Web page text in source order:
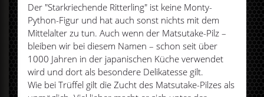
Der "Starkriechende Ritterling" ist keine Monty-
Python-Figur und hat auch sonst nichts mit dem
Mittelalter zu tun. Auch wenn der Matsutake-Pilz –
bleiben wir bei diesem Namen – schon seit über
1000 Jahren in der japanischen Küche verwendet
wird und dort als besondere Delikatesse gilt.
Wie bei Trüffel gilt die Zucht des Matsutake-Pilzes als